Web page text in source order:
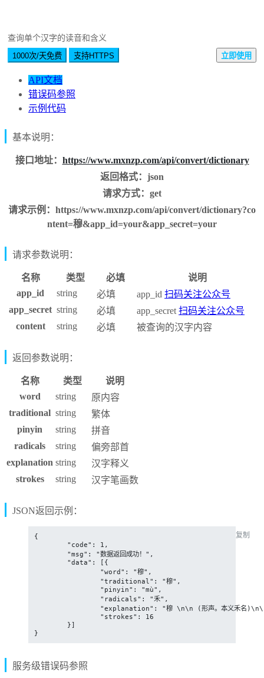
查询单个汉字的读音和含义
1000次/天免费
支持HTTPS 立即使用
API文档
错误码参照
示例代码
基本说明：
接口地址： https://www.mxnzp.com/api/convert/dictionary
返回格式：json
请求方式：get
请求示例：https://www.mxnzp.com/api/convert/dictionary?co
ntent=穆&app_id=your&app_secret=your
请求参数说明：
名称 类型 必填
说明
app_id
string 必填 app_id 扫码关注公众号
app_secret string 必填 app_secret 扫码关注公众号
content
string 必填 被查询的汉字内容
返回参数说明：
名称 类型
说明
word
string
原内容
traditional string
繁体
pinyin
string
拼音
radicals
string
偏旁部首
explanation string
汉字释义
strokes
string 汉字笔画数
JSON返回示例：
复制
{
}
服务级错误码参照